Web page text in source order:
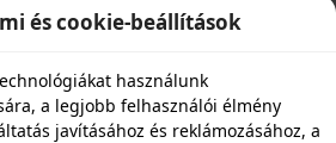
és cookie-beállítások
használunk
a legjobb felhasználói élmény
javításához és reklámozásához, a